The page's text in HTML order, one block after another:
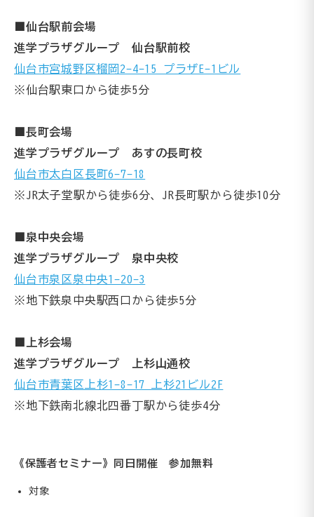
■仙台駅前会場
進学プラザグループ 仙台駅前校
仙台市宮城野区榴岡2-4-15 プラザE-1ビル
※仙台駅東口から徒歩5分
■長町会場
進学プラザグループ あすの長町校
仙台市太白区長町6-7-18
※JR太子堂駅から徒歩6分、JR長町駅から徒歩10分
■泉中央会場
進学プラザグループ 泉中央校
仙台市泉区泉中央1-20-3
※地下鉄泉中央駅西口から徒歩5分
■上杉会場
進学プラザグループ 上杉山通校
仙台市青葉区上杉1-8-17 上杉21ビル2F
※地下鉄南北線北四番丁駅から徒歩4分
《保護者セミナー》同日開催 参加無料
対象